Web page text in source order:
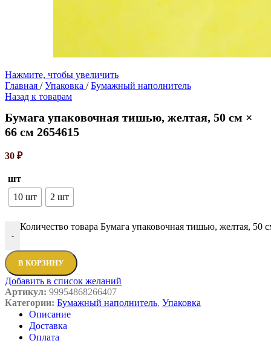
Нажмите, чтобы увеличить
Главная / Упаковка / Бумажный наполнитель
Назад к товарам
Бумага упаковочная тишью, желтая, 50 см ×
66 см 2654615
30 ₽
шт
10 шт
2 шт
-
Количество товара Бумага упаковочная тишью, желтая, 50
В КОРЗИНУ
Добавить в список желаний
Артикул: 99954868266407
Категории: Бумажный наполнитель, Упаковка
Описание
Доставка
Оплата